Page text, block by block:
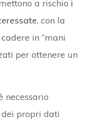
a rischio i
, con la
in “mani
per ottenere un
necessario
propri dati